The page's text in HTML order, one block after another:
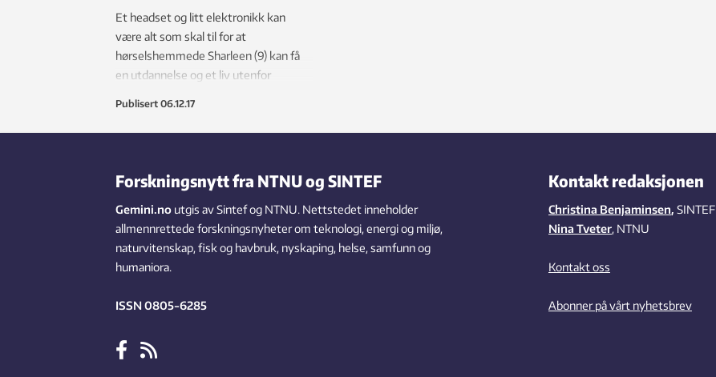
Et headset og litt elektronikk kan
være alt som skal til for at
hørselshemmede Sharleen (9) kan få
en utdannelse og et liv utenfor
Publisert 06.12.17
Forskningsnytt fra NTNU og SINTEF
Gemini.no utgis av Sintef og NTNU. Nettstedet inneholder
allmennrettede forskningsnyheter om teknologi, energi og miljø,
naturvitenskap, fisk og havbruk, nyskaping, helse, samfunn og
humaniora.
ISSN 0805-6285
Kontakt redaksjonen
Christina Benjaminsen, SINTEF
Nina Tveter, NTNU
Kontakt oss
Abonner på vårt nyhetsbrev